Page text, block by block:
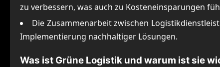
zu verbessern, was auch zu Kosteneinsparungen
Die Zusammenarbeit zwischen
Implementierung nachhaltiger Lösungen.
Was ist Grüne Logistik und warum ist sie